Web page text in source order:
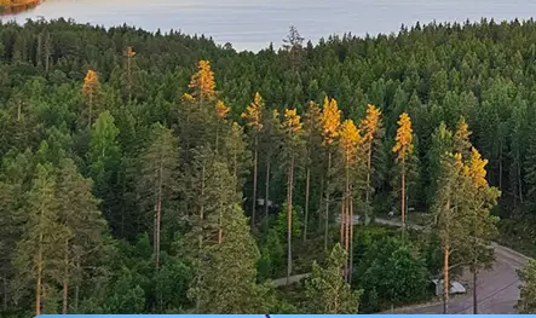
En dag fylld med
lunch i Base Camp